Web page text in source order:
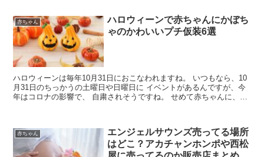
赤ちゃん
ハロウィーンで赤ちゃんにかぼち
ゃのかわいいプチ仮装6選
ハロウィーンは毎年10月31日におこなわれますね。 いつもなら、10
月31日のちっかうの土曜日や日曜日に イベントがあるんですが、今
年はコロナの影響で、 自粛されそうですね。 せめて赤ちゃんに、か
赤ちゃん
エンジェルサウンズ売ってる場所
はどこ？アカチャンホンポや西松